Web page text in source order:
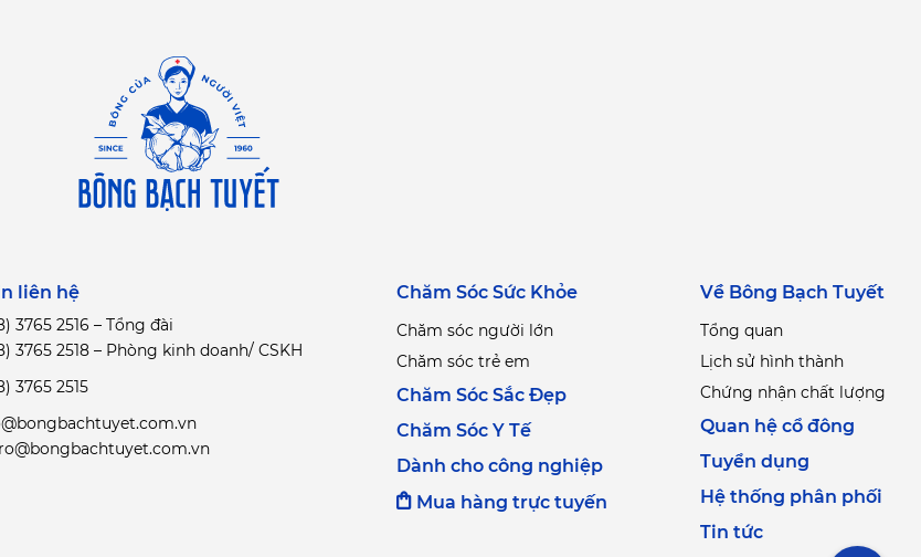
liên hệ
3765 2516 – Tổng đài
3765 2518 – Phòng kinh doanh/ CSKH
3765 2515
Chăm Sóc Sức Khỏe
Chăm sóc người lớn
Chăm sóc trẻ em
Chăm Sóc Sắc Đẹp
Chăm Sóc Y Tế
Dành cho công nghiệp
Mua hàng trực tuyến
Về Bông Bạch Tuyết
Tổng quan
Lịch sử hình thành
Chứng nhận chất lượng
Quan hệ cổ đông
Tuyển dụng
Hệ thống phân phối
Tin tức